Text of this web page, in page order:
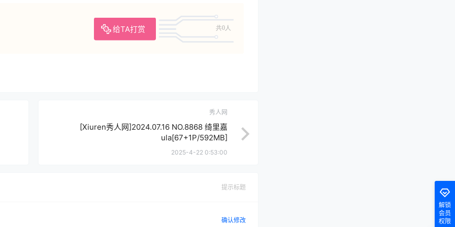
给TA打赏 共0人
秀人网
[Xiuren秀人网]2024.07.16 NO.8868 绮里嘉
ula[67+1P/592MB]
2025-4-22 0:53:00
提示标题
确认修改
解锁
会员
权限